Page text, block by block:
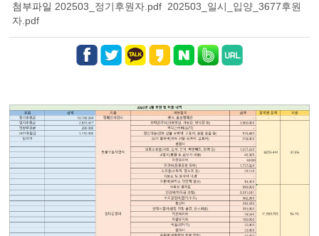
첨부파일 202503_정기후원자.pdf 202503_일시_입양_3677후원
자.pdf